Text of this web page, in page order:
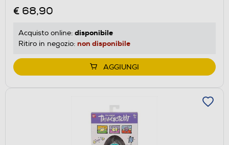
€ 68,90
Acquisto online: disponibile
Ritiro in negozio: non disponibile
AGGIUNGI